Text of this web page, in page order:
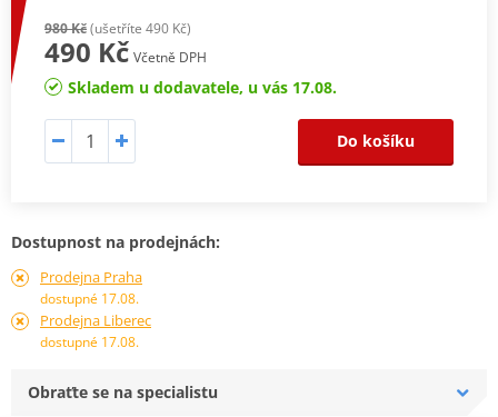
980 Kč(ušetříte 490 Kč)
490 Kč Včetně DPH
Skladem u dodavatele, u vás 17.08.
Do košíku
Dostupnost na prodejnách:
Prodejna Praha
dostupné 17.08.
Prodejna Liberec
dostupné 17.08.
Obraťte se na specialistu